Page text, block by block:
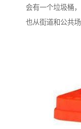
会有一个垃圾桶
也从街道和公共